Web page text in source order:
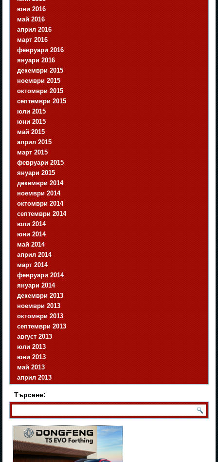
юни 2016
май 2016
април 2016
март 2016
февруари 2016
януари 2016
декември 2015
ноември 2015
октомври 2015
септември 2015
юли 2015
юни 2015
май 2015
април 2015
март 2015
февруари 2015
януари 2015
декември 2014
ноември 2014
октомври 2014
септември 2014
юли 2014
юни 2014
май 2014
април 2014
март 2014
февруари 2014
януари 2014
декември 2013
ноември 2013
октомври 2013
септември 2013
август 2013
юли 2013
юни 2013
май 2013
април 2013
Търсене: